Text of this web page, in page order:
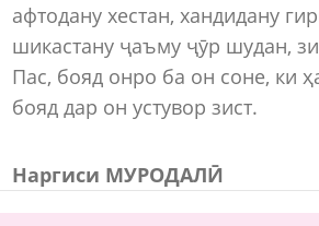
афтодану хестан, хандидану
шикастану ҷаъму ҷӯр шудан,
Пас, бояд онро ба он соне, ки
бояд дар он устувор зист.
Наргиси МУРОДАЛӢ